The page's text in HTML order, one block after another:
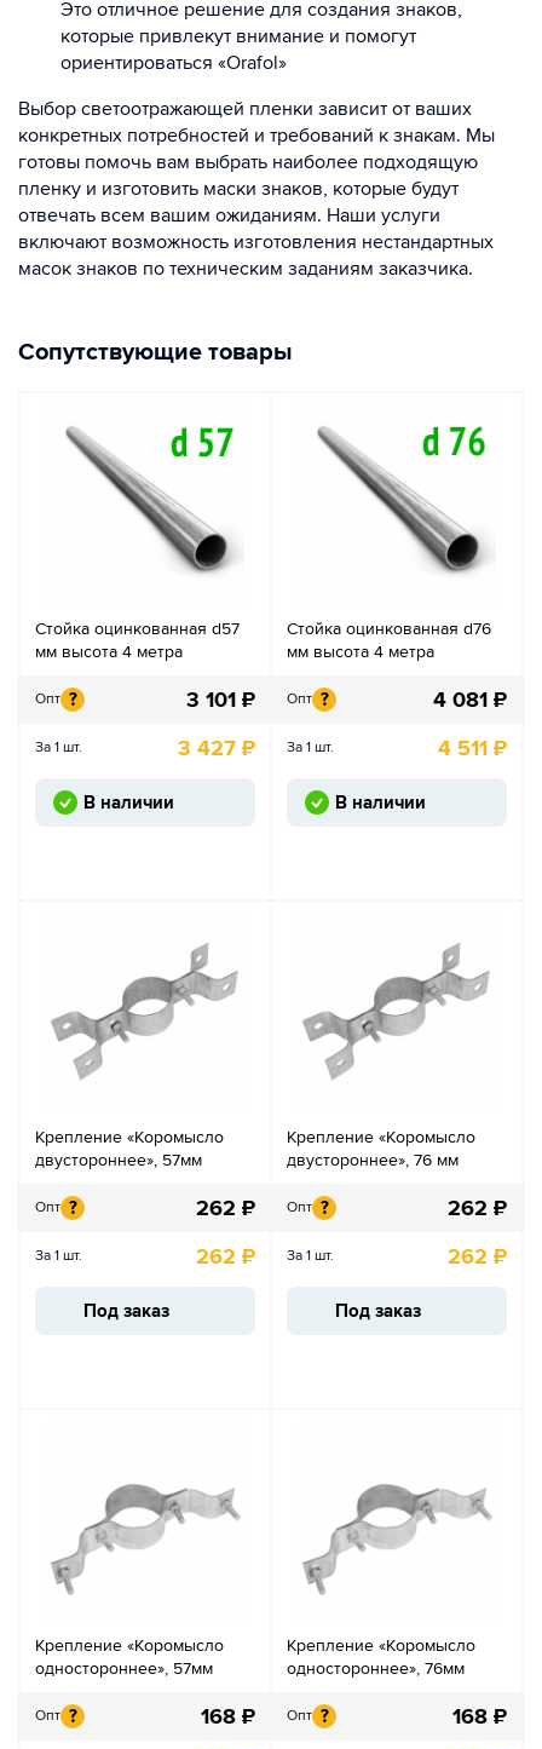
Это отличное решение для создания знаков,
которые привлекут внимание и помогут
ориентироваться «Orafol»
Выбор светоотражающей пленки зависит от ваших
конкретных потребностей и требований к знакам. Мы
готовы помочь вам выбрать наиболее подходящую
пленку и изготовить маски знаков, которые будут
отвечать всем вашим ожиданиям. Наши услуги
включают возможность изготовления нестандартных
масок знаков по техническим заданиям заказчика.
Сопутствующие товары
Стойка оцинкованная d57
мм высота 4 метра
Опт ? 3 101 ₽
За 1 шт. 3 427 ₽
В наличии
Стойка оцинкованная d76
мм высота 4 метра
Опт ? 4 081 ₽
За 1 шт. 4 511 ₽
В наличии
Крепление «Коромысло
двустороннее», 57мм
Опт ? 262 ₽
За 1 шт. 262 ₽
Под заказ
Крепление «Коромысло
двустороннее», 76 мм
Опт ? 262 ₽
За 1 шт. 262 ₽
Под заказ
Крепление «Коромысло
одностороннее», 57мм
Опт ? 168 ₽
Крепление «Коромысло
одностороннее», 76мм
Опт ? 168 ₽